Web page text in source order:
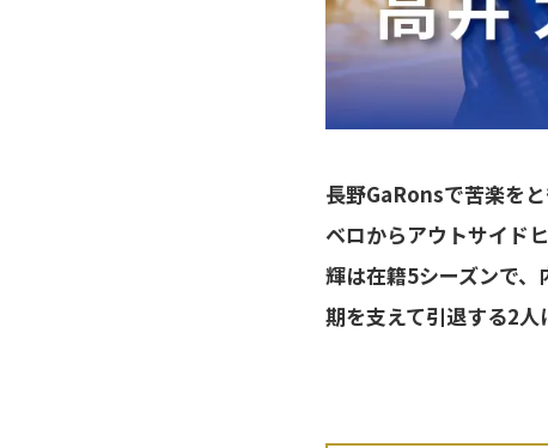
長野GaRonsで苦楽を
ベロからアウトサイド
輝は在籍5シーズンで
期を支えて引退する2人